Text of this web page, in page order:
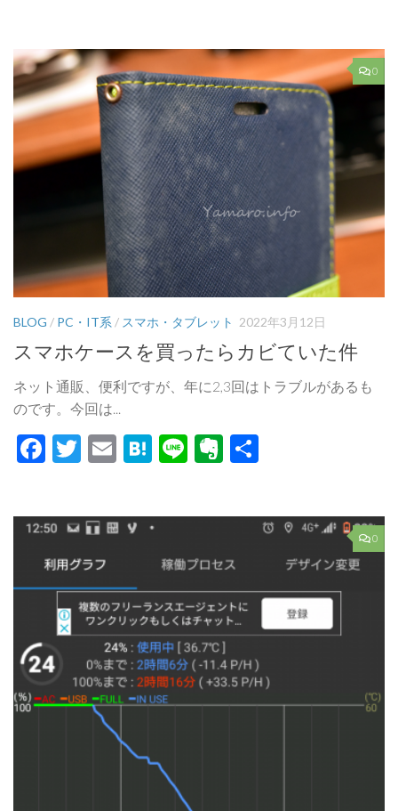
0
BLOG / PC・IT系 / スマホ・タブレット 2022年3月12日
スマホケースを買ったらカビていた件
ネット通販、便利ですが、年に2,3回はトラブルがあるも
のです。今回は...
Facebook
Twitter
EmailHatena
LineEvernote
0